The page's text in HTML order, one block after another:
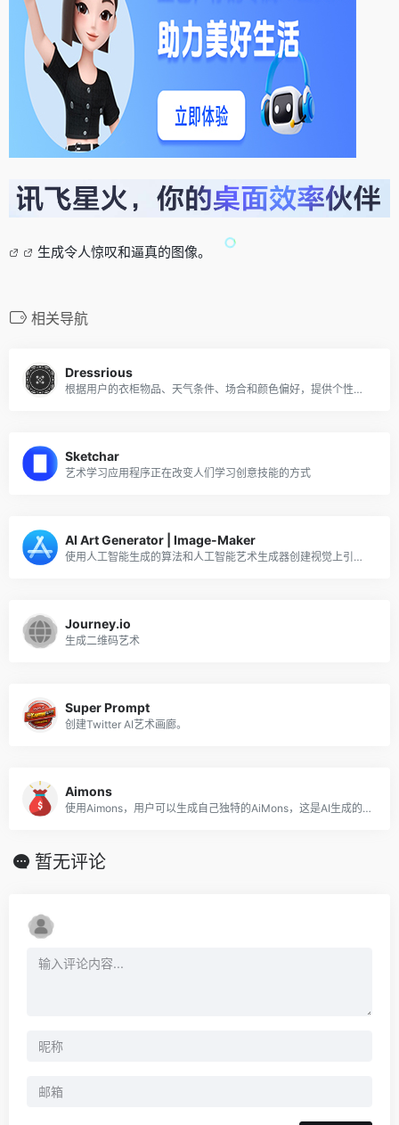
生成令人惊叹和逼真的图像。
相关导航
Dressrious
根据用户的衣柜物品、天气条件、场合和颜色偏好，提供个性化的日常服装推荐。
Sketchar
艺术学习应用程序正在改变人们学习创意技能的方式
AI Art Generator | Image-Maker
使用人工智能生成的算法和人工智能艺术生成器创建视觉上引人注目的艺术
Journey.io
生成二维码艺术
Super Prompt
创建Twitter AI艺术画廊。
Aimons
使用Aimons，用户可以生成自己独特的AiMons，这是AI生成的生物。
暂无评论